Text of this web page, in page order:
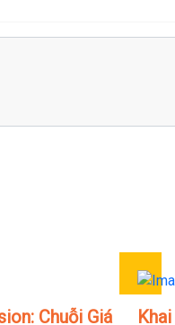
Chuỗi Giá